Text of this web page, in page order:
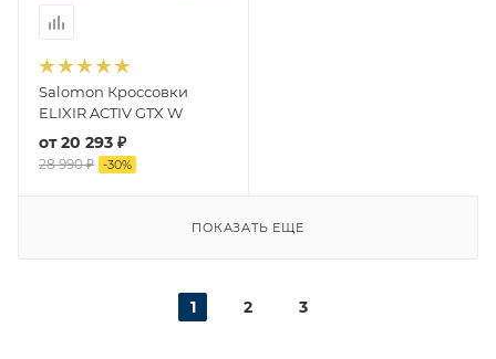
Salomon Кроссовки
ELIXIR ACTIV GTX W
от20 293 ₽
28 990 ₽ -30%
ПОКАЗАТЬ ЕЩЕ
1 2 3